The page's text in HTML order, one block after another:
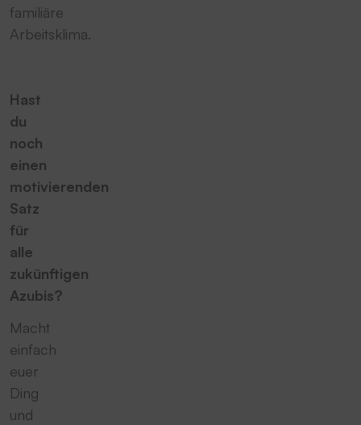
familiäre
Arbeitsklima.
Hast
du
noch
einen
motivierenden
Satz
für
alle
zukünftigen
Azubis?
Macht
einfach
euer
Ding
und